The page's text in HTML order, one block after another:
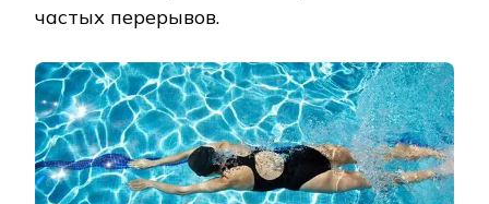
частых перерывов.